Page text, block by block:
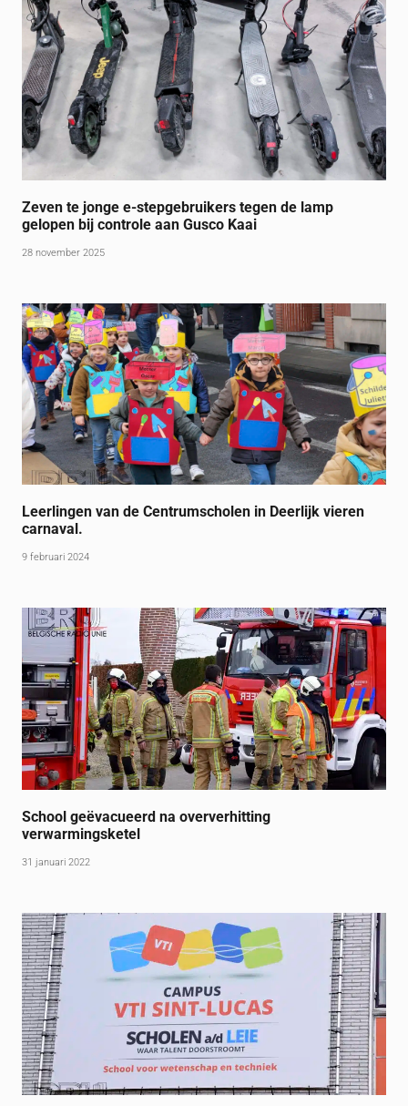
Zeven te jonge e-stepgebruikers tegen de lamp
gelopen bij controle aan Gusco Kaai
28 november 2025
Leerlingen van de Centrumscholen in Deerlijk vieren
carnaval.
9 februari 2024
School geëvacueerd na oververhitting
verwarmingsketel
31 januari 2022